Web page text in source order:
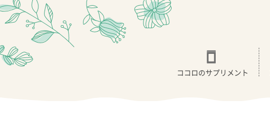
ココロのサプリメント